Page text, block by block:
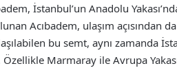
İstanbul’un Anadolu
Acıbadem, ulaşım açısından
bu semt, aynı zamanda
Marmaray ile Avrupa